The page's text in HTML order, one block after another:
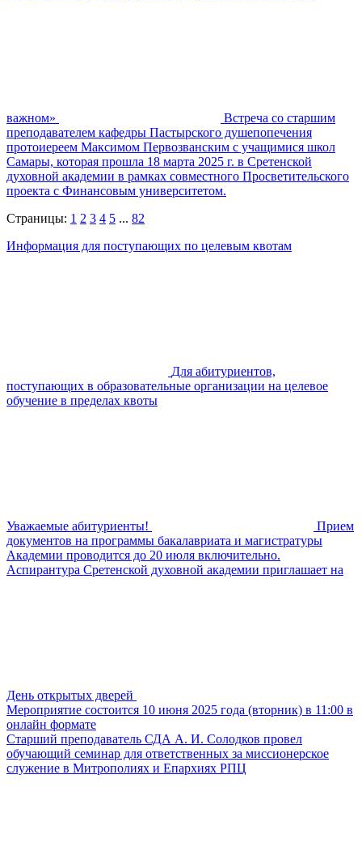
важном»
Встреча со старшим
преподавателем кафедры Пастырского душепопечения
протоиереем Максимом Первозванским с учащимися школ
Самары, которая прошла 18 марта 2025 г. в Сретенской
духовной академии в рамках совместного Просветительского
проекта с Финансовым университетом.
Страницы: 1 2 3 4 5 ... 82
Информация для поступающих по целевым квотам
Для абитуриентов,
поступающих в образовательные организации на целевое
обучение в пределах квоты
Уважаемые абитуриенты!
Прием
документов на программы бакалавриата и магистратуры
Академии проводится до 20 июля включительно.
Аспирантура Сретенской духовной академии приглашает на
День открытых дверей
Мероприятие состоится 10 июня 2025 года (вторник) в 11:00 в
онлайн формате
Старший преподаватель СДА А. И. Солодков провел
обучающий семинар для ответственных за миссионерское
служение в Митрополиях и Епархиях РПЦ